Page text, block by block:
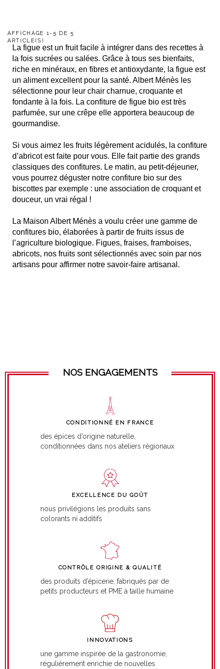
AFFICHAGE 1-5 DE 5
ARTICLE(S)
La figue est un fruit facile à intégrer dans des recettes à
la fois sucrées ou salées. Grâce à tous ses bienfaits,
riche en minéraux, en fibres et antioxydante, la figue est
un aliment excellent pour la santé. Albert Ménès les
sélectionne pour leur chair charnue, croquante et
fondante à la fois. La confiture de figue bio est très
parfumée, sur une crêpe elle apportera beaucoup de
gourmandise.
Si vous aimez les fruits légèrement acidulés, la confiture
d’abricot est faite pour vous. Elle fait partie des grands
classiques des confitures. Le matin, au petit-déjeuner,
vous pourrez déguster notre confiture bio sur des
biscottes par exemple : une association de croquant et
douceur, un vrai régal !
La Maison Albert Ménès a voulu créer une gamme de
confitures bio, élaborées à partir de fruits issus de
l’agriculture biologique. Figues, fraises, framboises,
abricots, nos fruits sont sélectionnés avec soin par nos
artisans pour affirmer notre savoir-faire artisanal.
NOS ENGAGEMENTS
CONDITIONNÉ EN FRANCE
des épices d’origine naturelle,
conditionnées dans nos ateliers régionaux
EXCELLENCE DU GOÛT
nous privilégions les produits sans
colorants ni additifs
CONTRÔLE ORIGINE & QUALITÉ
des produits d’épicerie, fabriqués par de
petits producteurs et PME à taille humaine
INNOVATIONS
une gamme inspirée de la gastronomie,
régulièrement enrichie de nouvelles